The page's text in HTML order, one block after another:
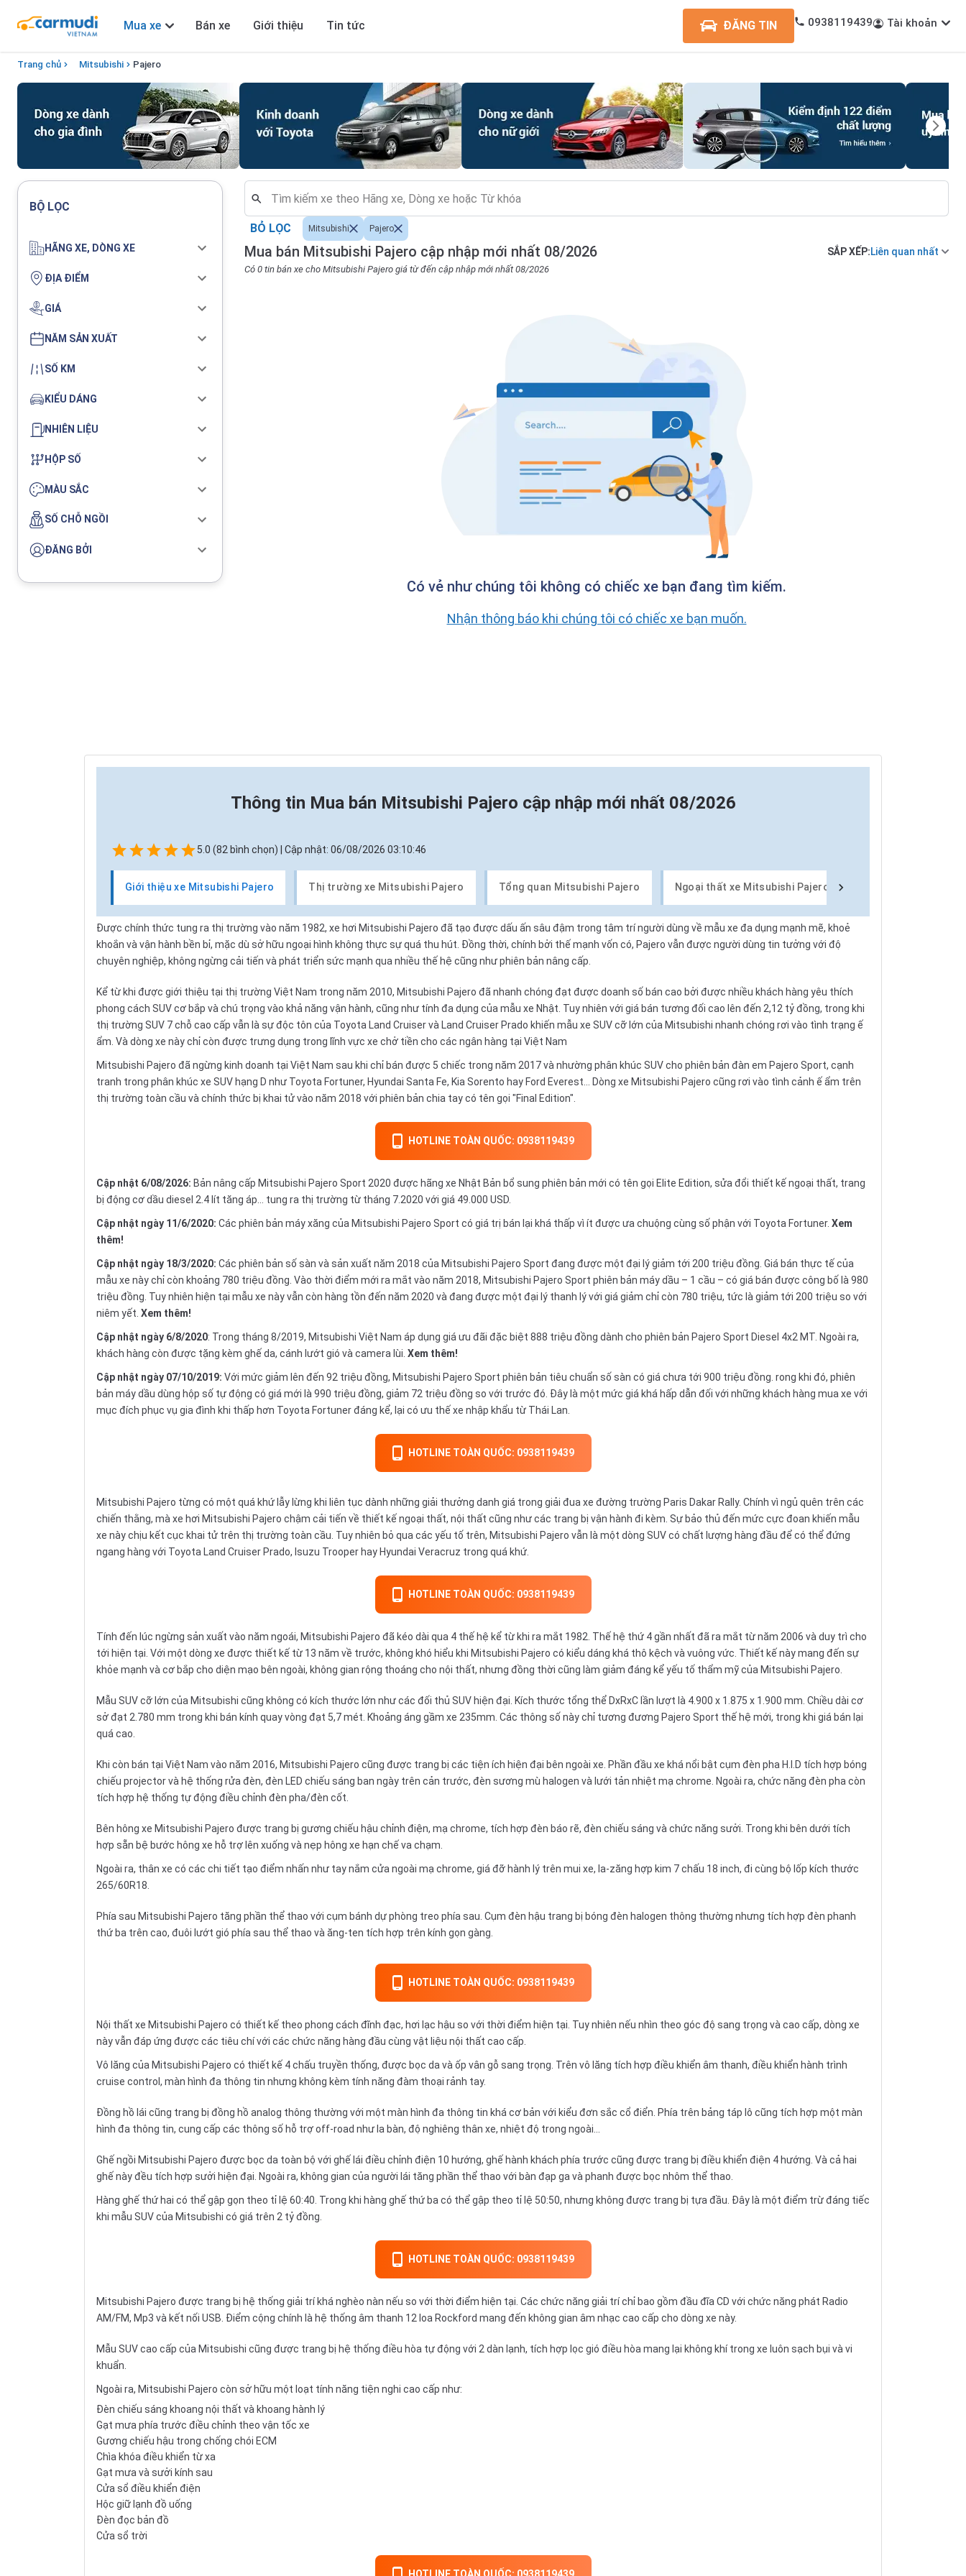
Mua xe Bán xe Giới thiệu Tin tức ĐĂNG TIN 0938119439 Tài khoản
Trang chủ Mitsubishi Pajero
BỘ LỌC
HÃNG XE, DÒNG XE
ĐỊA ĐIỂM
GIÁ
NĂM SẢN XUẤT
SỐ KM
KIỂU DÁNG
NHIÊN LIỆU
HỘP SỐ
MÀU SẮC
SỐ CHỖ NGỒI
ĐĂNG BỞI
Mua bán Mitsubishi Pajero cập nhập mới nhất 08/2026 SẮP XẾP:Liên quan nhất
Có 0 tin bán xe cho Mitsubishi Pajero giá từ đến cập nhập mới nhất 08/2026
BỎ LỌC Mitsubishi Pajero
Có vẻ như chúng tôi không có chiếc xe bạn đang tìm kiếm.
Nhận thông báo khi chúng tôi có chiếc xe bạn muốn.
Thông tin Mua bán Mitsubishi Pajero cập nhập mới nhất 08/2026
5.0 (82 bình chọn) | Cập nhật: 06/08/2026 03:10:46
Giới thiệu xe Mitsubishi Pajero Thị trường xe Mitsubishi Pajero Tổng quan Mitsubishi Pajero Ngoại thất xe Mitsubishi Pajero
Được chính thức tung ra thị trường vào năm 1982, xe hơi Mitsubishi Pajero đã tạo được dấu ấn sâu đậm trong tâm trí người dùng về mẫu xe đa dụng mạnh mẽ, khoẻ
khoắn và vận hành bền bỉ, mặc dù sở hữu ngoại hình không thực sự quá thu hút. Đồng thời, chính bởi thế mạnh vốn có, Pajero vẫn được người dùng tin tưởng với độ
chuyên nghiệp, không ngừng cải tiến và phát triển sức mạnh qua nhiều thế hệ cũng như phiên bản nâng cấp.
Kể từ khi được giới thiệu tại thị trường Việt Nam trong năm 2010, Mitsubishi Pajero đã nhanh chóng đạt được doanh số bán cao bởi được nhiều khách hàng yêu thích
phong cách SUVcơ bắp và chú trọng vào khả năng vận hành, cũng như tính đa dụng của mẫu xe Nhật. Tuy nhiên với giá bán tương đối cao lên đến 2,12 tỷ đồng, trong khi
thị trường SUV 7 chỗ cao cấp vẫn là sự độc tôn của Toyota Land Cruiservà Land Cruiser Prado khiến mẫu xe SUV cỡ lớn của Mitsubishi nhanh chóng rơi vào tình trạng ế
ẩm. Và dòng xe này chỉ còn được trưng dụng trong lĩnh vực xe chở tiền cho các ngân hàng tại Việt Nam
Mitsubishi Pajero đã ngừng kinh doanh tại Việt Nam sau khi chỉ bán được 5 chiếc trong năm 2017 và nhường phân khúc SUV cho phiên bản đàn em Pajero Sport, cạnh
tranh trong phân khúc xe SUV hạng D như Toyota Fortuner, Hyundai Santa Fe, Kia Sorento hayFord Everest ... Dòng xe Mitsubishi Pajero cũng rơi vào tình cảnh ế ẩm trên
thị trường toàn cầu và chính thức bị khai tử vào năm 2018 với phiên bản chia tay có tên gọi "Final Edition".
HOTLINE TOÀN QUỐC: 0938119439
Cập nhật 6/08/2026: Bản nâng cấp Mitsubishi Pajero Sport 2020 được hãng xe Nhật Bản bổ sung phiên bản mới có tên gọi Elite Edition, sửa đổi thiết kế ngoại thất, trang
bị động cơ dầu diesel 2.4 lít tăng áp… tung ra thị trường từ tháng 7.2020 với giá 49.000 USD.
Cập nhật ngày 11/6/2020: Các phiên bản máy xăng của Mitsubishi Pajero Sport có giá trị bán lại khá thấp vì ít được ưa chuộng cùng số phận với Toyota Fortuner. Xem
thêm!
Cập nhật ngày 18/3/2020: Các phiên bản số sàn và sản xuất năm 2018 của Mitsubishi Pajero Sport đang được một đại lý giảm tới 200 triệu đồng. Giá bán thực tế của
mẫu xe này chỉ còn khoảng 780 triệu đồng. Vào thời điểm mới ra mắt vào năm 2018, Mitsubishi Pajero Sport phiên bản máy dầu – 1 cầu – có giá bán được công bố là 980
triệu đồng. Tuy nhiên hiện tại mẫu xe này vẫn còn hàng tồn đến năm 2020 và đang được một đại lý thanh lý với giá giảm chỉ còn 780 triệu, tức là giảm tới 200 triệu so với
niêm yết. Xem thêm!
Cập nhật ngày 6/8/2020: Trong tháng 8/2019, Mitsubishi Việt Nam áp dụng giá ưu đãi đặc biệt 888 triệu đồng dành cho phiên bản Pajero Sport Diesel 4x2 MT. Ngoài ra,
khách hàng còn được tặng kèm ghế da, cánh lướt gió và camera lùi. Xem thêm!
Cập nhật ngày 07/10/2019: Với mức giảm lên đến 92 triệu đồng, Mitsubishi Pajero Sport phiên bản tiêu chuẩn số sàn có giá chưa tới 900 triệu đồng. rong khi đó, phiên
bản máy dầu dùng hộp số tự động có giá mới là 990 triệu đồng, giảm 72 triệu đồng so với trước đó. Đây là một mức giá khá hấp dẫn đối với những khách hàng mua xe với
mục đích phục vụ gia đình khi thấp hơn Toyota Fortuner đáng kể, lại có ưu thế xe nhập khẩu từ Thái Lan.
HOTLINE TOÀN QUỐC: 0938119439
Mitsubishi Pajero từng có một quá khứ lẫy lừng khi liên tục dành những giải thưởng danh giá trong giải đua xe đường trường Paris Dakar Rally. Chính vì ngủ quên trên các
chiến thằng, mà xe hơi Mitsubishi Pajero chậm cải tiến về thiết kế ngoại thất, nội thất cũng như các trang bị vận hành đi kèm. Sự bảo thủ đến mức cực đoan khiến mẫu
xe này chịu kết cục khai tử trên thị trường toàn cầu. Tuy nhiên bỏ qua các yếu tố trên, Mitsubishi Pajero vẫn là một dòng SUV có chất lượng hàng đầu để có thể đứng
ngang hàng với Toyota Land Cruiser Prado, Isuzu Trooper hay Hyundai Veracruz trong quá khứ.
HOTLINE TOÀN QUỐC: 0938119439
Tính đến lúc ngừng sản xuất vào năm ngoái, Mitsubishi Pajero đã kéo dài qua 4 thế hệ kể từ khi ra mắt 1982. Thế hệ thứ 4 gần nhất đã ra mắt từ năm 2006 và duy trì cho
tới hiện tại. Với một dòng xe được thiết kế từ 13 năm về trước, không khó hiểu khi Mitsubishi Pajero có kiểu dáng khá thô kệch và vuông vức. Thiết kế này mang đến sự
khỏe mạnh và cơ bắp cho diện mạo bên ngoài, không gian rộng thoáng cho nội thất, nhưng đồng thời cũng làm giảm đáng kể yếu tố thẩm mỹ của Mitsubishi Pajero.
Mẫu SUV cỡ lớn của Mitsubishi cũng không có kích thước lớn như các đối thủ SUV hiện đại. Kích thước tổng thể DxRxC lần lượt là 4.900 x 1.875 x 1.900 mm. Chiều dài cơ
sở đạt 2.780 mm trong khi bán kính quay vòng đạt 5,7 mét. Khoảng áng gầm xe 235mm. Các thông số này chỉ tương đương Pajero Sport thế hệ mới, trong khi giá bán lại
quá cao.
Khi còn bán tại Việt Nam vào năm 2016, Mitsubishi Pajero cũng được trang bị các tiện ích hiện đại bên ngoài xe. Phần đầu xe khá nổi bật cụm đèn pha H.I.D tích hợp bóng
chiếu projector và hệ thống rửa đèn, đèn LED chiếu sáng ban ngày trên cản trước, đèn sương mù halogen và lưới tản nhiệt mạ chrome. Ngoài ra, chức năng đèn pha còn
tích hợp hệ thống tự động điều chỉnh đèn pha/đèn cốt.
Bên hông xe Mitsubishi Pajero được trang bị gương chiếu hậu chỉnh điện, mạ chrome, tích hợp đèn báo rẽ, đèn chiếu sáng và chức năng sưởi. Trong khi bên dưới tích
hợp sẵn bệ bước hông xe hỗ trợ lên xuống và nẹp hông xe hạn chế va chạm.
Ngoài ra, thân xe có các chi tiết tạo điểm nhấn như tay nắm cửa ngoài mạ chrome, giá đỡ hành lý trên mui xe, la-zăng hợp kim 7 chấu 18 inch, đi cùng bộ lốp kích thước
265/60R18.
Phía sau Mitsubishi Pajero tăng phần thể thao với cụm bánh dự phòng treo phía sau. Cụm đèn hậu trang bị bóng đèn halogen thông thường nhưng tích hợp đèn phanh
thứ ba trên cao, đuôi lướt gió phía sau thể thao và ăng-ten tích hợp trên kính gọn gàng.
HOTLINE TOÀN QUỐC: 0938119439
Nội thất xe Mitsubishi Pajero có thiết kế theo phong cách đĩnh đạc, hơi lạc hậu so với thời điểm hiện tại. Tuy nhiên nếu nhìn theo góc độ sang trọng và cao cấp, dòng xe
này vẫn đáp ứng được các tiêu chí với các chức năng hàng đầu cùng vật liệu nội thất cao cấp.
Vô lăng của Mitsubishi Pajero có thiết kế 4 chấu truyền thống, được bọc da và ốp vân gỗ sang trọng. Trên vô lăng tích hợp điều khiển âm thanh, điều khiển hành trình
cruise control, màn hình đa thông tin nhưng không kèm tính năng đàm thoại rảnh tay.
Đồng hồ lái cũng trang bị đồng hồ analog thông thường với một màn hình đa thông tin khá cơ bản với kiểu đơn sắc cổ điển. Phía trên bảng táp lô cũng tích hợp một màn
hình đa thông tin, cung cấp các thông số hỗ trợ off-road như la bàn, độ nghiêng thân xe, nhiệt độ trong ngoài...
Ghế ngồi Mitsubishi Pajero được bọc da toàn bộ với ghế lái điều chỉnh điện 10 hướng, ghế hành khách phía trước cũng được trang bị điều khiển điện 4 hướng. Và cả hai
ghế này đều tích hợp sưởi hiện đại. Ngoài ra, không gian của người lái tăng phần thể thao với bàn đạp ga và phanh được bọc nhôm thể thao.
Hàng ghế thứ hai có thể gập gọn theo tỉ lệ 60:40. Trong khi hàng ghế thứ ba có thể gập theo tỉ lệ 50:50, nhưng không được trang bị tựa đầu. Đây là một điểm trừ đáng tiếc
khi mẫu SUV của Mitsubishi có giá trên 2 tỷ đồng.
HOTLINE TOÀN QUỐC: 0938119439
Mitsubishi Pajero được trang bị hệ thống giải trí khá nghèo nàn nếu so với thời điểm hiện tại. Các chức năng giải trí chỉ bao gồm đầu đĩa CD với chức năng phát Radio
AM/FM, Mp3 và kết nối USB. Điểm cộng chính là hệ thống âm thanh 12 loa Rockford mang đến không gian âm nhạc cao cấp cho dòng xe này.
Mẫu SUV cao cấp của Mitsubishi cũng được trang bị hệ thống điều hòa tự động với 2 dàn lạnh, tích hợp lọc gió điều hòa mang lại không khí trong xe luôn sạch bụi và vi
khuẩn.
Ngoài ra, Mitsubishi Pajero còn sở hữu một loạt tính năng tiện nghi cao cấp như:
Đèn chiếu sáng khoang nội thất và khoang hành lý
Gạt mưa phía trước điều chỉnh theo vận tốc xe
Gương chiếu hậu trong chống chói ECM
Chìa khóa điều khiển từ xa
Gạt mưa và sưởi kính sau
Cửa sổ điều khiển điện
Hộc giữ lạnh đồ uống
Đèn đọc bản đồ
Cửa sổ trời
HOTLINE TOÀN QUỐC: 0938119439